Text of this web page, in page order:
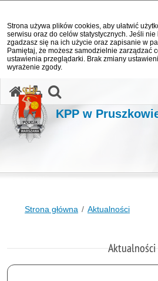
Strona używa plików cookies, aby ułatwić
serwisu oraz do celów statystycznych. Jeśli
zgadzasz się na ich użycie oraz zapisanie w
Pamiętaj, że możesz samodzielnie zarządzać
ustawienia przeglądarki. Brak zmiany
wyrażenie zgody.
KPP w
Strona główna Aktualności
Aktualności